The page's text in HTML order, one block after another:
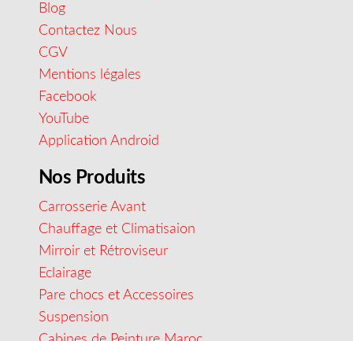
Blog
Contactez Nous
CGV
Mentions légales
Facebook
YouTube
Application Android
Nos Produits
Carrosserie Avant
Chauffage et Climatisaion
Mirroir et Rétroviseur
Eclairage
Pare chocs et Accessoires
Suspension